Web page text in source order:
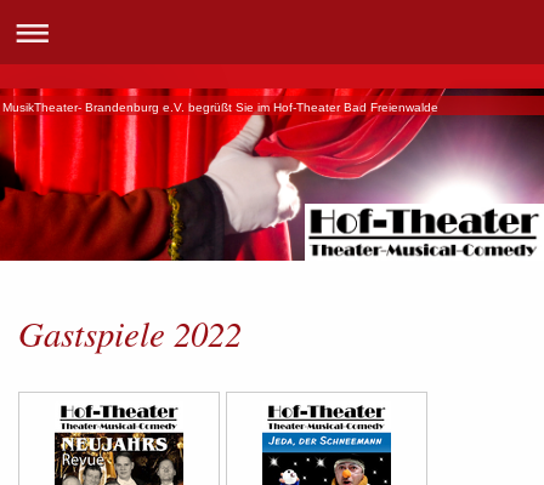
MusikTheater- Brandenburg e.V. begrüßt Sie im Hof-Theater Bad Freienwalde
Gastspiele 2022